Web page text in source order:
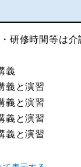
研修時間等は
義
義と演習
義と演習
義と演習
義と演習